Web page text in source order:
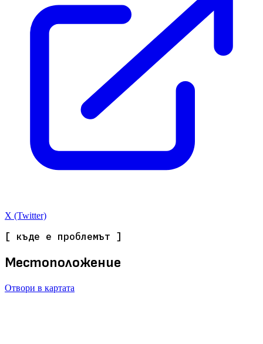
X (Twitter)
[ къде е проблемът ]
Местоположение
Отвори в картата